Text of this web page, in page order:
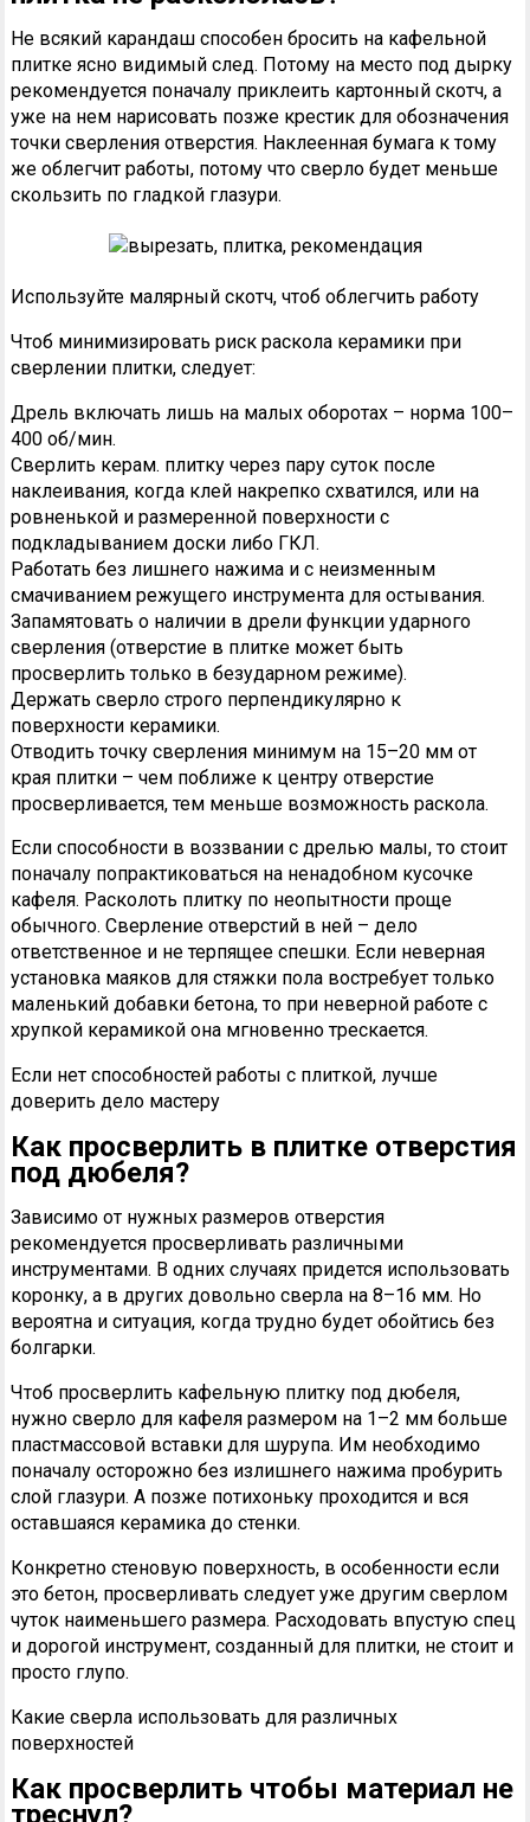
Не всякий карандаш способен бросить на кафельной
плитке ясно видимый след. Потому на место под дырку
рекомендуется поначалу приклеить картонный скотч, а
уже на нем нарисовать позже крестик для обозначения
точки сверления отверстия. Наклеенная бумага к тому
же облегчит работы, потому что сверло будет меньше
скользить по гладкой глазури.
Используйте малярный скотч, чтоб облегчить работу
Чтоб минимизировать риск раскола керамики при
сверлении плитки, следует:
Дрель включать лишь на малых оборотах – норма 100–
400 об/мин.
Сверлить керам. плитку через пару суток после
наклеивания, когда клей накрепко схватился, или на
ровненькой и размеренной поверхности с
подкладыванием доски либо ГКЛ.
Работать без лишнего нажима и с неизменным
смачиванием режущего инструмента для остывания.
Запамятовать о наличии в дрели функции ударного
сверления (отверстие в плитке может быть
просверлить только в безударном режиме).
Держать сверло строго перпендикулярно к
поверхности керамики.
Отводить точку сверления минимум на 15–20 мм от
края плитки – чем поближе к центру отверстие
просверливается, тем меньше возможность раскола.
Если способности в воззвании с дрелью малы, то стоит
поначалу попрактиковаться на ненадобном кусочке
кафеля. Расколоть плитку по неопытности проще
обычного. Сверление отверстий в ней – дело
ответственное и не терпящее спешки. Если неверная
установка маяков для стяжки пола востребует только
маленький добавки бетона, то при неверной работе с
хрупкой керамикой она мгновенно трескается.
Если нет способностей работы с плиткой, лучше
доверить дело мастеру
Как просверлить в плитке отверстия
под дюбеля?
Зависимо от нужных размеров отверстия
рекомендуется просверливать различными
инструментами. В одних случаях придется использовать
коронку, а в других довольно сверла на 8–16 мм. Но
вероятна и ситуация, когда трудно будет обойтись без
болгарки.
Чтоб просверлить кафельную плитку под дюбеля,
нужно сверло для кафеля размером на 1–2 мм больше
пластмассовой вставки для шурупа. Им необходимо
поначалу осторожно без излишнего нажима пробурить
слой глазури. А позже потихоньку проходится и вся
оставшаяся керамика до стенки.
Конкретно стеновую поверхность, в особенности если
это бетон, просверливать следует уже другим сверлом
чуток наименьшего размера. Расходовать впустую спец
и дорогой инструмент, созданный для плитки, не стоит и
просто глупо.
Какие сверла использовать для различных
поверхностей
Как просверлить чтобы материал не
треснул?